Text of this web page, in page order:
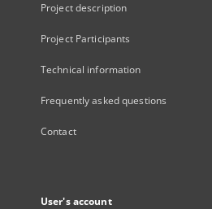
Project description
Project Participants
Technical information
Frequently asked questions
Contact
User's account